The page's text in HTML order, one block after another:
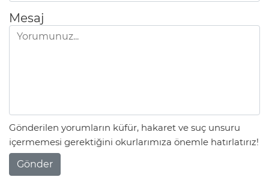
Mesaj
Gönderilen yorumların küfür, hakaret ve suç unsuru
içermemesi gerektiğini okurlarımıza önemle hatırlatırız!
Gönder